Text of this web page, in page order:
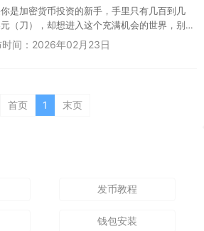
是加密货币投资的新手，手里只有几百到几
（刀），却想进入这个充满机会的世界，别
你不是一个人。许多人像你一样，从小额资
时间：2026年02月23日
首页 1 末页
发币教程
钱包安装